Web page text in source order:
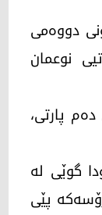
بەوە کردووە، سبەی سێشەممە، 06ـی کانوونی دووەمی
نوعمان
پارتی،
گوێی لە
پێی